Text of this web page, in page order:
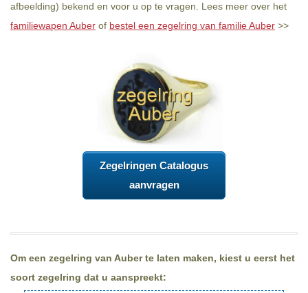
afbeelding) bekend en voor u op te vragen. Lees meer over het
familiewapen Auber of bestel een zegelring van familie Auber >>
Zegelringen Catalogus
aanvragen
Om een zegelring van Auber te laten maken, kiest u eerst het
soort zegelring dat u aanspreekt: